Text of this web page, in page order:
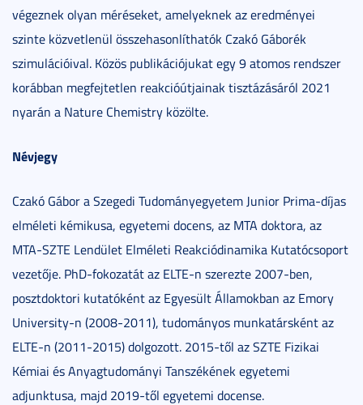
végeznek olyan méréseket, amelyeknek az eredményei
szinte közvetlenül összehasonlíthatók Czakó Gáborék
szimulációival. Közös publikációjukat egy 9 atomos rendszer
korábban megfejtetlen reakcióútjainak tisztázásáról 2021
nyarán a Nature Chemistry közölte.
Névjegy
Czakó Gábor a Szegedi Tudományegyetem Junior Prima-díjas
elméleti kémikusa, egyetemi docens, az MTA doktora, az
MTA-SZTE Lendület Elméleti Reakciódinamika Kutatócsoport
vezetője. PhD-fokozatát az ELTE-n szerezte 2007-ben,
posztdoktori kutatóként az Egyesült Államokban az Emory
University-n (2008-2011), tudományos munkatársként az
ELTE-n (2011-2015) dolgozott. 2015-től az SZTE Fizikai
Kémiai és Anyagtudományi Tanszékének egyetemi
adjunktusa, majd 2019-től egyetemi docense.